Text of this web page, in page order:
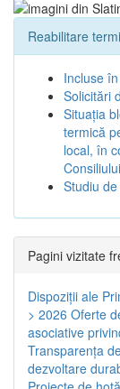
Reabilitare
Incluse
Solicitări
Situația
termică
local, în
Studiu
Pagini vizitate
Dispoziţii ale
> 2026 Oferte
asociative
Transparenţa
dezvoltare